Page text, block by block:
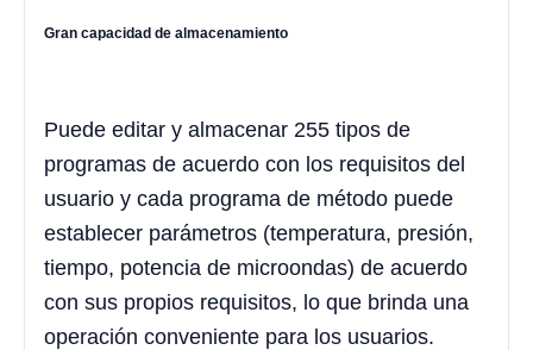
Gran capacidad de almacenamiento
Puede editar y almacenar 255 tipos de
programas de acuerdo con los requisitos del
usuario y cada programa de método puede
establecer parámetros (temperatura, presión,
tiempo, potencia de microondas) de acuerdo
con sus propios requisitos, lo que brinda una
operación conveniente para los usuarios.